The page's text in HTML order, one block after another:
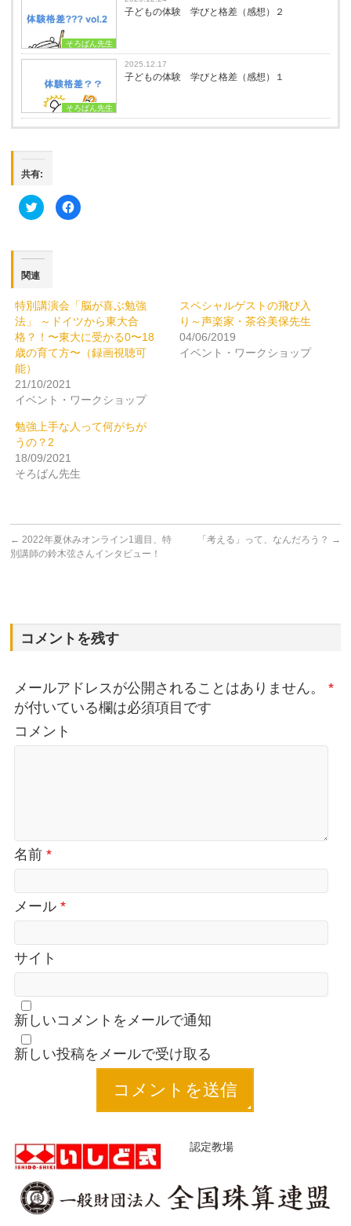
そろばん先生
子どもの体験 学びと格差（感想）２
そろばん先生
2025.12.17
子どもの体験 学びと格差（感想）１
共有:
ク
リ
て
Twitter
で
共
(新
し
ウ
ィ
ン
ド
開
き
ま
Facebook
で
ッ
ク
し
て
く
だ
さ
い
ウ
ン
ド
き
ま
関連
特別講演会「脳が喜ぶ勉強
法」 ～ドイツから東大合
格？！〜東大に受かる0〜18
歳の育て方〜（録画視聴可
能）
21/10/2021
イベント・ワークショップ
スペシャルゲストの飛び入
り～声楽家・茶谷美保先生
04/06/2019
イベント・ワークショップ
勉強上手な人って何がちが
うの？2
18/09/2021
そろばん先生
← 2022年夏休みオンライン1週目、特
別講師の鈴木弦さんインタビュー！
「考える」って、なんだろう？ →
コメントを残す
メールアドレスが公開されることはありません。
*
が付いている欄は必須項目です
コメント
名前*
メール*
サイト
新しいコメントをメールで通知
新しい投稿をメールで受け取る
認定教場